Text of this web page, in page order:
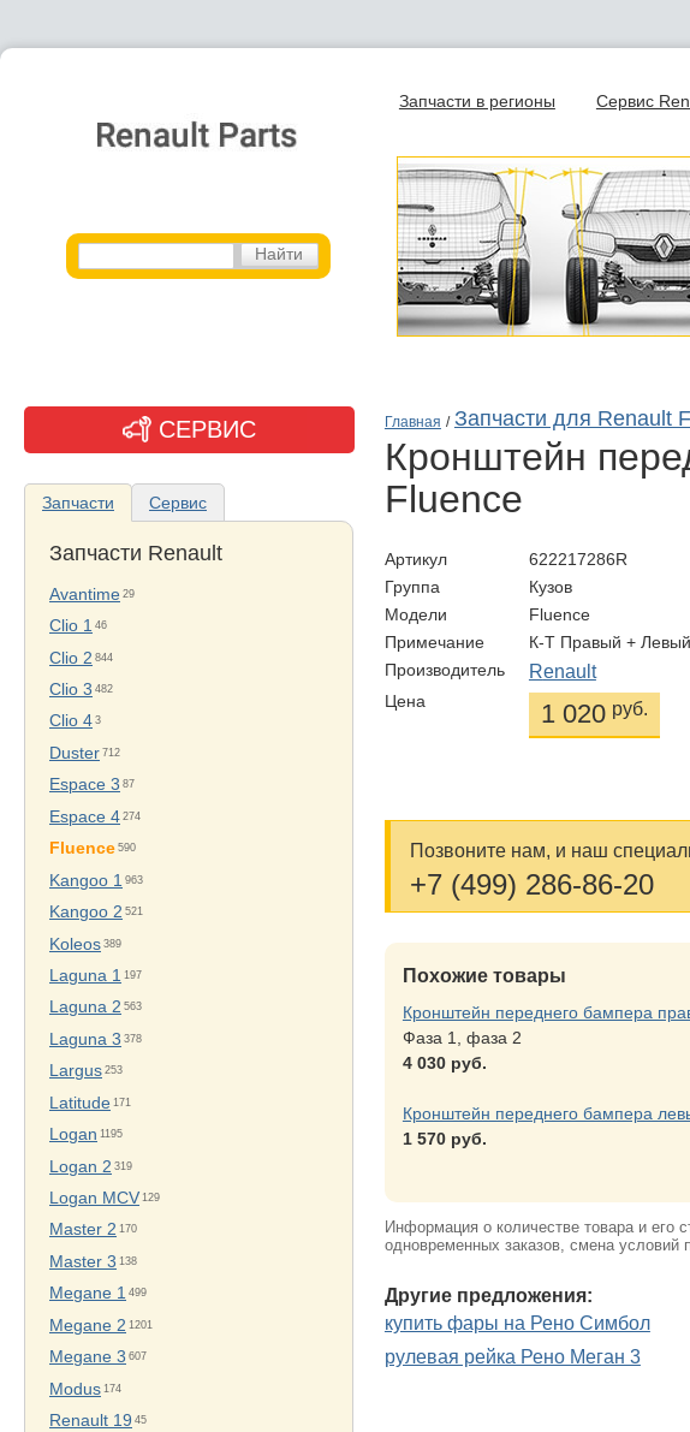
Запчасти в регионы Сервис
Главная / Запчасти для Renault
кронштейн переднего бампера для Renault
Fluence
Артикул
622217286R
Группа
Кузов
Модели
Fluence
Примечание
К-Т Правый + Левый
Производитель
Renault
Цена 1 020 руб.
Позвоните нам, и наш
+7 (499) 286-86-20
Похожие товары
Кронштейн переднего бампера
Фаза 1, фаза 2
4 030 руб.
Кронштейн переднего бампера
1 570 руб.
Информация о количестве товара и его
одновременных заказов, смена
Другие предложения:
купить фары на Рено Симбол
рулевая рейка Рено Меган 3
СЕРВИС
Запчасти Сервис
Запчасти Renault
Avantime 29
Clio 1 46
Clio 2 844
Clio 3 482
Clio 4 3
Duster 712
Espace 3 87
Espace 4 274
Fluence 590
Kangoo 1 963
Kangoo 2 521
Koleos 389
Laguna 1 197
Laguna 2 563
Laguna 3 378
Largus 253
Latitude 171
Logan 1195
Logan 2 319
Logan MCV 129
Master 2 170
Master 3 138
Megane 1 499
Megane 2 1201
Megane 3 607
Modus 174
Renault 19 45